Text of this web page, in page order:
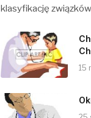
klasyfikację
15